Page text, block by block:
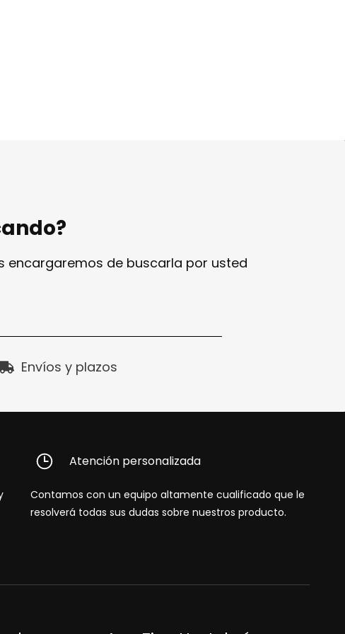
encargaremos de buscarla por usted
Envíos y plazos
Atención personalizada
Contamos con un equipo altamente cualificado que le
resolverá todas sus dudas sobre nuestros producto.